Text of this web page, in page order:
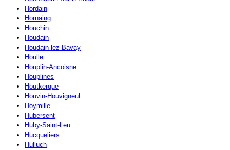
Hordain
Hornaing
Houchin
Houdain
Houdain-lez-Bavay
Houlle
Houplin-Ancoisne
Houplines
Houtkerque
Houvin-Houvigneul
Hoymille
Hubersent
Huby-Saint-Leu
Hucqueliers
Hulluch